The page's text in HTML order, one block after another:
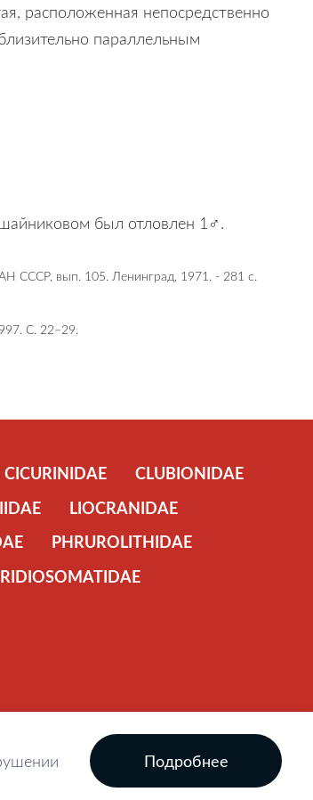
расположенная непосредственно
параллельным
был отловлен 1♂.
СССР, вып. 105. Ленинград, 1971. - 281 с.
С. 22–29.
CICURINIDAE
CLUBIONIDAE
LIOCRANIDAE
PHRUROLITHIDAE
Подробнее